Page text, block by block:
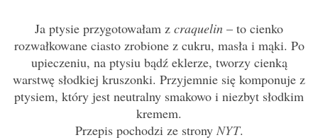
Ja ptysie przygotowałam z craquelin – to cienko
rozwałkowane ciasto zrobione z cukru, masła i mąki. Po
upieczeniu, na ptysiu bądź eklerze, tworzy cienką
warstwę słodkiej kruszonki. Przyjemnie się komponuje z
ptysiem, który jest neutralny smakowo i niezbyt słodkim
kremem.
Przepis pochodzi ze strony NYT.